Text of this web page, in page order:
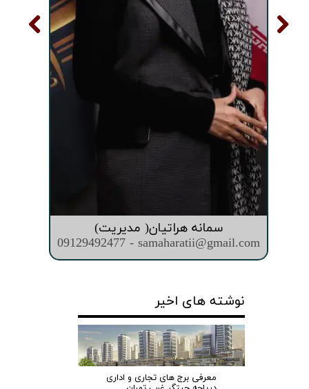
سمانه هراتیان( مدیریت)
09129492477 - samaharatii@gmail.com
نوشته های اخیر
معرفی برج های تجاری و اداری